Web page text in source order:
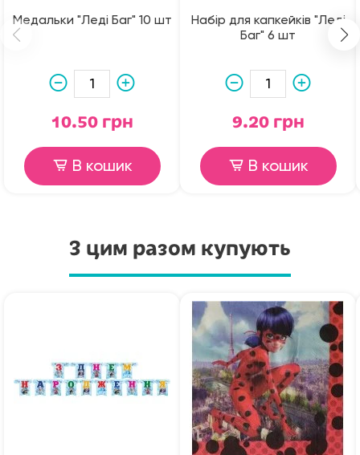
Медальки "Леді Баг" 10 шт
10.50 грн
В кошик
Набір для капкейків "Леді
Баг" 6 шт
9.20 грн
В кошик
З цим разом купують